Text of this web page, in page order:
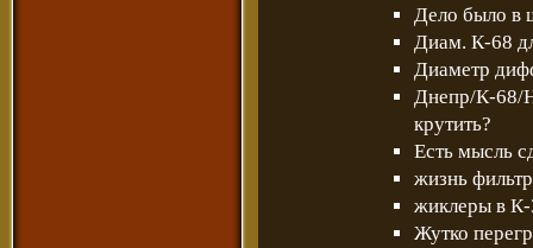
Дело было в
Диам. К-68
Диаметр
Днепр/К-68/
крутить?
Есть мысль
жизнь
жиклеры в
Жутко